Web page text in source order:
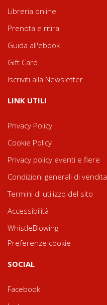
Libreria online
Prenota e ritira
Guida all'ebook
Gift Card
Iscriviti alla Newsletter
LINK UTILI
Privacy Policy
Cookie Policy
Privacy policy eventi e fiere
Condizioni generali di vendita
Termini di utilizzo del sito
Accessibilità
WhistleBlowing
Preferenze cookie
SOCIAL
Facebook